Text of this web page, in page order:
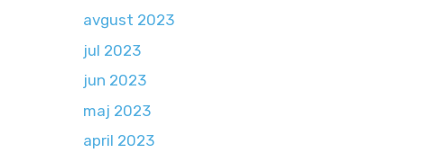
avgust 2023
jul 2023
jun 2023
maj 2023
april 2023